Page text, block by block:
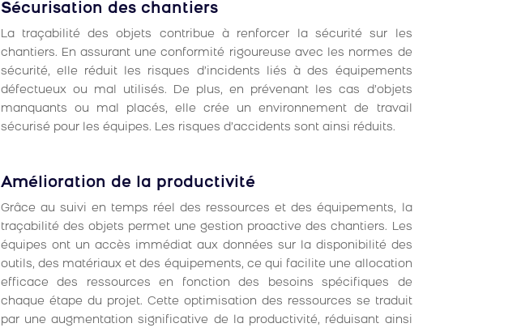
Sécurisation des chantiers
La traçabilité des objets contribue à renforcer la sécurité sur les
chantiers. En assurant une conformité rigoureuse avec les normes de
sécurité, elle réduit les risques d’incidents liés à des équipements
défectueux ou mal utilisés. De plus, en prévenant les cas d’objets
manquants ou mal placés, elle crée un environnement de travail
sécurisé pour les équipes. Les risques d’accidents sont ainsi réduits.
Amélioration de la productivité
Grâce au suivi en temps réel des ressources et des équipements, la
traçabilité des objets permet une gestion proactive des chantiers. Les
équipes ont un accès immédiat aux données sur la disponibilité des
outils, des matériaux et des équipements, ce qui facilite une allocation
efficace des ressources en fonction des besoins spécifiques de
chaque étape du projet. Cette optimisation des ressources se traduit
par une augmentation significative de la productivité, réduisant ainsi